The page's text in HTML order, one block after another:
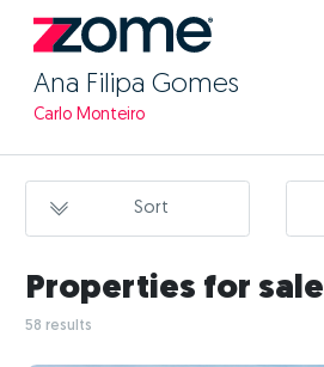
Ana Filipa Gomes
Carlo Monteiro
Sort
Properties for sale
58 results